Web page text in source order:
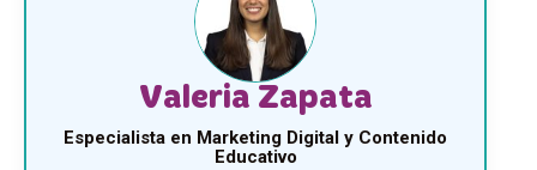
Valeria Zapata
Especialista en Marketing Digital y Contenido
Educativo